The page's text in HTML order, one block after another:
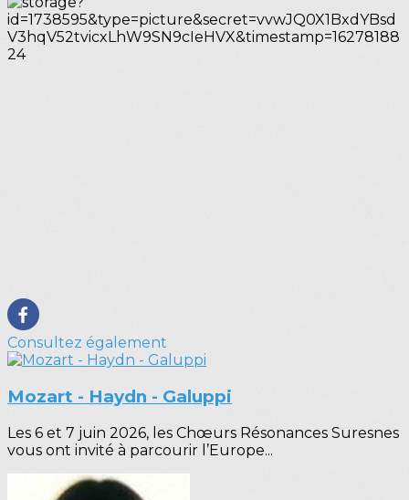
Consultez également
Mozart - Haydn - Galuppi
Les 6 et 7 juin 2026, les Chœurs Résonances Suresnes
vous ont invité à parcourir l’Europe...